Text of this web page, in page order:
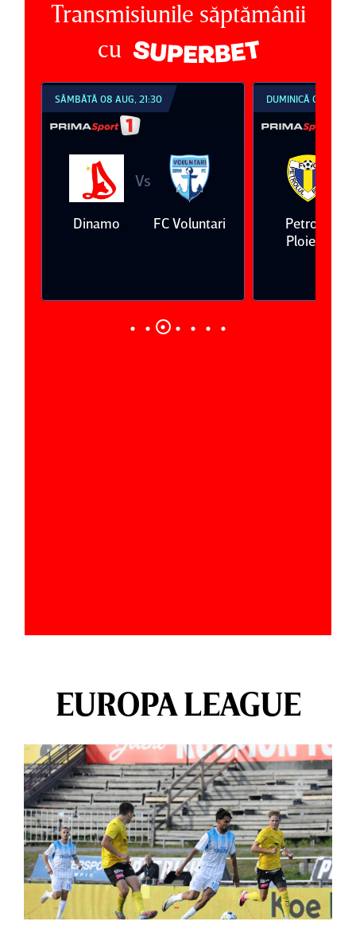
Transmisiunile săptămânii
cu
SÂMBĂTĂ 08 AUG, 21:30
Dinamo
Vs
FC Voluntari
DUMINICĂ 09 AUG,
Petrolul
Ploieşti
EUROPA LEAGUE